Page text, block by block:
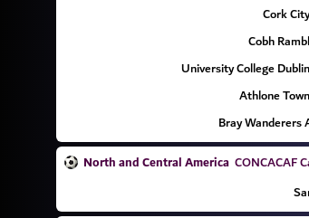
Cork
Cobh
University College
Athlone
Bray Wanderers
North and Central America CONCACAF